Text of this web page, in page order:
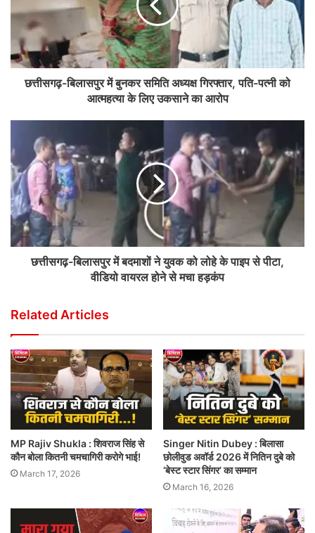
छत्तीसगढ़-बिलासपुर में बुनकर समिति अध्यक्ष गिरफ्तार, पति-पत्नी को
आत्महत्या के लिए उकसाने का आरोप
छत्तीसगढ़-बिलासपुर में बदमाशों ने युवक को लोहे के पाइप से पीटा,
वीडियो वायरल होने से मचा हड़कंप
Related Articles
MP Rajiv Shukla : शिवराज सिंह से
कौन बोला कितनी चमचागिरी करोगे भाई!
March 17, 2026
Singer Nitin Dubey : बिलासा
छोलीवुड अवॉर्ड 2026 में नितिन दुबे को
‘बेस्ट स्टार सिंगर’ का सम्मान
March 16, 2026